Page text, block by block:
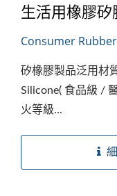
生活用橡膠矽
Consumer
矽橡膠製品泛用材
Silicone( 食品級 /
火等級...